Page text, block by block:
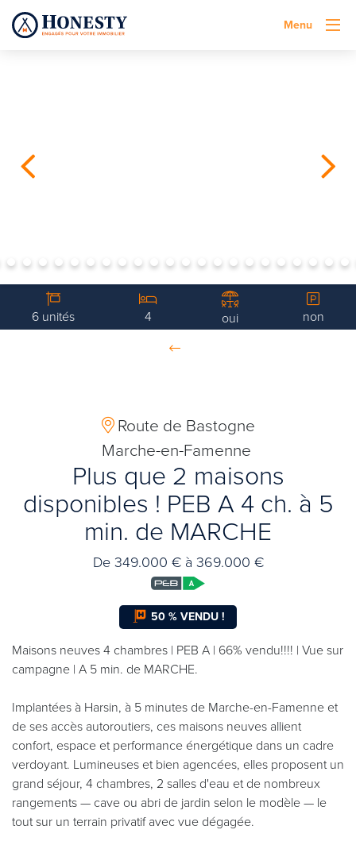
Menu
6 unités 4 oui non
Route de Bastogne
Marche-en-Famenne
De 349.000 € à 369.000 €
Plus que 2 maisons
disponibles ! PEB A 4 ch. à 5
min. de MARCHE
50 % VENDU !
Maisons neuves 4 chambres | PEB A | 66% vendu!!!! | Vue sur
campagne | A 5 min. de MARCHE.
Implantées à Harsin, à 5 minutes de Marche-en-Famenne et
de ses accès autoroutiers, ces maisons neuves allient
confort, espace et performance énergétique dans un cadre
verdoyant. Lumineuses et bien agencées, elles proposent un
grand séjour, 4 chambres, 2 salles d'eau et de nombreux
rangements — cave ou abri de jardin selon le modèle — le
tout sur un terrain privatif avec vue dégagée.